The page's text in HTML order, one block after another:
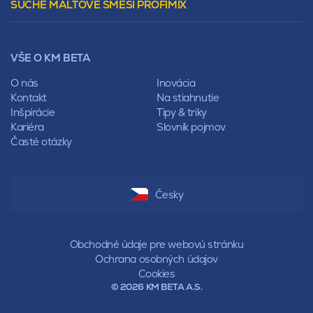
Mansardová
Pultová
Sedlová
Polovalbová
Stanová
Mansardová
Pultová
Hodonka
Preklady
Lícové murivo
Pálené zdivo Profiblok
Nosné murivo
Priečky
Vencovky
Preklady
SUCHÉ MALTOVÉ SMĚSI PROFIMIX
VŠE O KM BETA
O nás
Inovácia
Kontakt
Na stiahnutie
Inšpirácie
Tipy & triky
Kariéra
Slovník pojmov
Časté otázky
Česky
© 2026 KM BETA A.S.
Obchodné údaje pre webovú stránku
Ochrana osobných údajov
Cookies